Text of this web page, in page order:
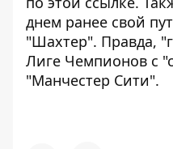
днем ранее свой
"Шахтер". Правда,
Лиге Чемпионов с
"Манчестер Сити".